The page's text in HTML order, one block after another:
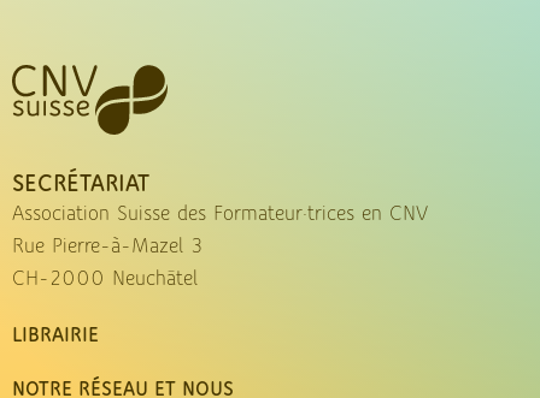
SECRÉTARIAT
Association Suisse des Formateur·trices en CNV
Rue Pierre-à-Mazel 3
CH-2000 Neuchâtel
LIBRAIRIE
NOTRE RÉSEAU ET NOUS